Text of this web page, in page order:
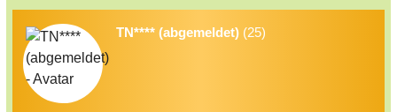
TN**** (abgemeldet) (25)